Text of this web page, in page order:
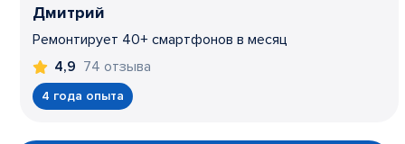
Дмитрий
Ремонтирует 40+ смартфонов в месяц
4,9 74 отзыва
4 года опыта